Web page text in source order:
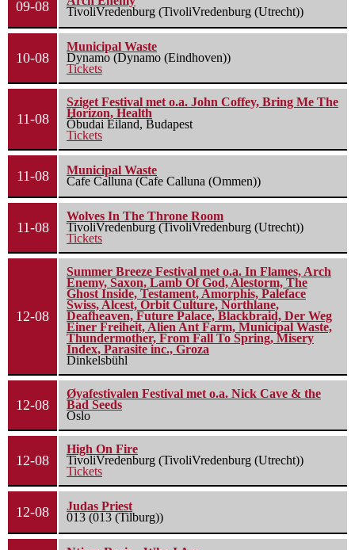
09-08
TivoliVredenburg (TivoliVredenburg (Utrecht))
10-08
Municipal Waste
Dynamo (Dynamo (Eindhoven))
Tickets
11-08
Sziget Festival met o.a. John Coffey, Bring Me The
Horizon, Health
Óbudai Eiland, Budapest
Tickets
11-08
Municipal Waste
Cafe Calluna (Cafe Calluna (Ommen))
11-08
Wolves In The Throne Room
TivoliVredenburg (TivoliVredenburg (Utrecht))
Tickets
12-08
Summer Breeze Festival met o.a. In Flames, Arch
Enemy, Saxon, Lamb Of God, Alestorm, The
Ghost Inside, Testament, Amorphis, Paleface
Swiss, Alcest, Orbit Culture, Northlane,
Deafheaven, Future Palace, Blackbraid, Der Weg
Einer Freiheit, Alien Ant Farm, Municipal Waste,
Thundermother, From Fall To Spring, Misery
Index, Parasite inc., Groza
Dinkelsbühl
12-08
Øyafestivalen Festival met o.a. Nick Cave & the
Bad Seeds
Oslo
12-08
High On Fire
TivoliVredenburg (TivoliVredenburg (Utrecht))
Tickets
12-08
Judas Priest
013 (013 (Tilburg))